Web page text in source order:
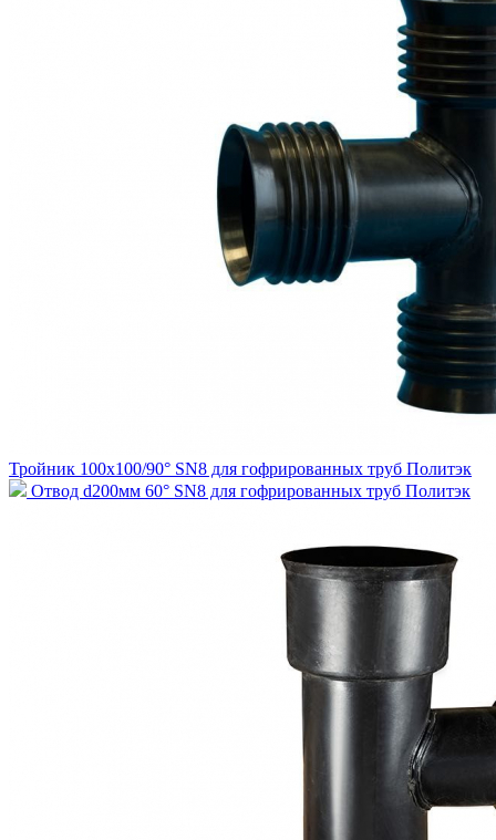
Тройник 100х100/90° SN8 для гофрированных труб Политэк
Отвод d200мм 60° SN8 для гофрированных труб Политэк